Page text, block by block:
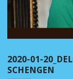
2020-01-
SCHENGEN